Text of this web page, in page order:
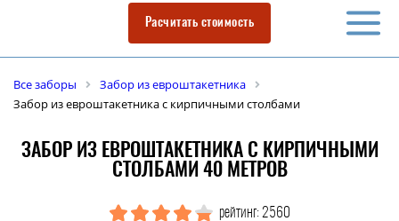
Расчитать стоимость
Все заборы
Забор из евроштакетника
Забор из евроштакетника с кирпичными столбами
ЗАБОР ИЗ ЕВРОШТАКЕТНИКА С КИРПИЧНЫМИ
СТОЛБАМИ 40 МЕТРОВ
рейтинг: 2560